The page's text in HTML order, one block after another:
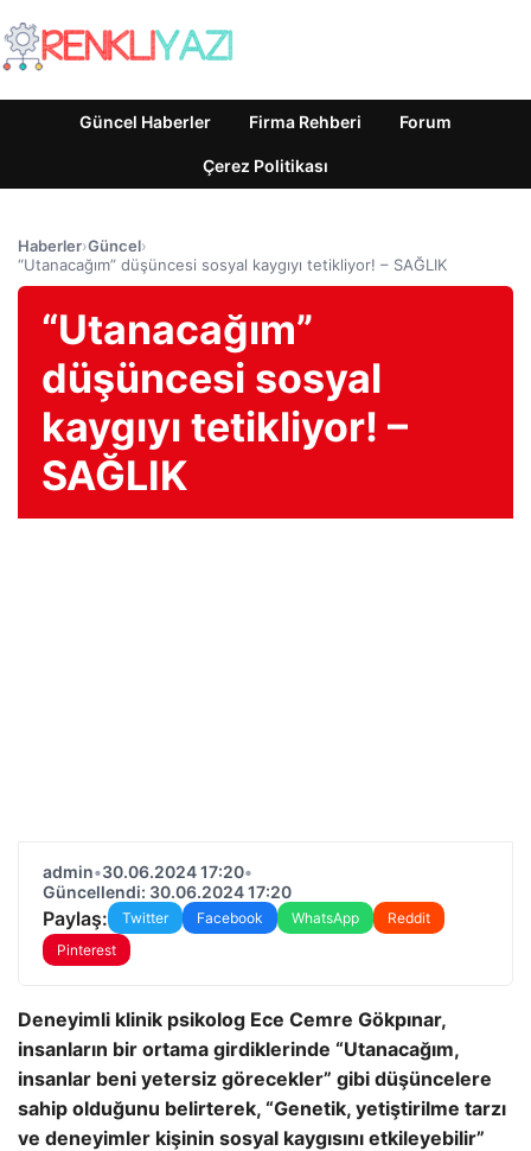
Güncel Haberler Firma Rehberi Forum
Çerez Politikası
Haberler›Güncel›
“Utanacağım” düşüncesi sosyal kaygıyı tetikliyor! – SAĞLIK
“Utanacağım”
düşüncesi sosyal
kaygıyı tetikliyor! –
SAĞLIK
admin•30.06.2024 17:20•
Güncellendi: 30.06.2024 17:20
Paylaş: Twitter Facebook WhatsApp
Reddit
Pinterest
Deneyimli klinik psikolog Ece Cemre Gökpınar,
insanların bir ortama girdiklerinde “Utanacağım,
insanlar beni yetersiz görecekler” gibi düşüncelere
sahip olduğunu belirterek, “Genetik, yetiştirilme tarzı
ve deneyimler kişinin sosyal kaygısını etkileyebilir”